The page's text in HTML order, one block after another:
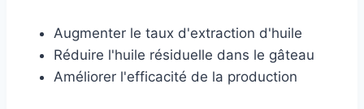
Augmenter le taux d'extraction d'huile
Réduire l'huile résiduelle dans le gâteau
Améliorer l'efficacité de la production